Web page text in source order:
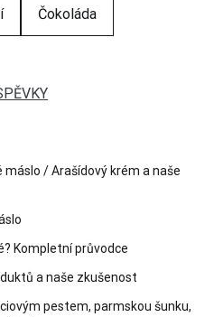
Čokoláda
máslo / Arašídový krém a naše
Kompletní průvodce
a naše zkušenost
pestem, parmskou šunku,